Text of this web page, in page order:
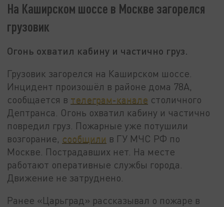
На Каширском шоссе в Москве загорелся
грузовик
Огонь охватил кабину и частично груз.
Грузовик загорелся на Каширском шоссе.
Инцидент произошёл в районе дома 78А,
сообщается в телеграм-канале столичного
Дептранса. Огонь охватил кабину и частично
повредил груз. Пожарные уже потушили
возгорание, сообщили в ГУ МЧС РФ по
Москве. Пострадавших нет. На месте
работают оперативные службы города.
Движение не затруднено.
Ранее «Царьград» рассказывал о пожаре в